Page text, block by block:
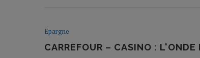
Epargne
CARREFOUR – CASINO :